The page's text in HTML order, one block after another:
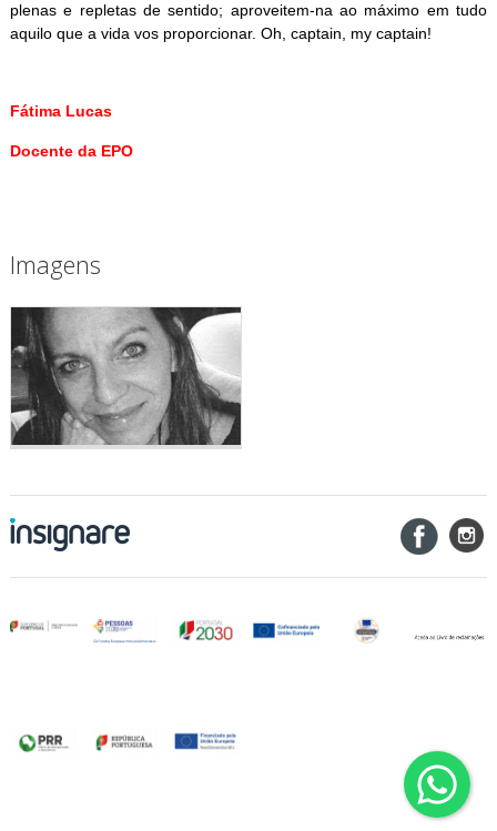
plenas e repletas de sentido; aproveitem-na ao máximo em tudo
aquilo que a vida vos proporcionar. Oh, captain, my captain!
Fátima Lucas
Docente da EPO
Imagens